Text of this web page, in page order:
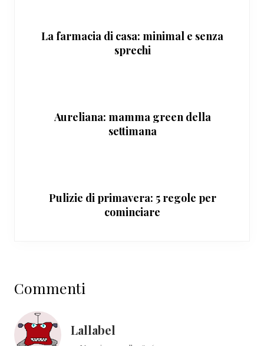
La farmacia di casa: minimal e senza
sprechi
Aureliana: mamma green della
settimana
Pulizie di primavera: 5 regole per
cominciare
del
lettore
Commenti
Lallabel